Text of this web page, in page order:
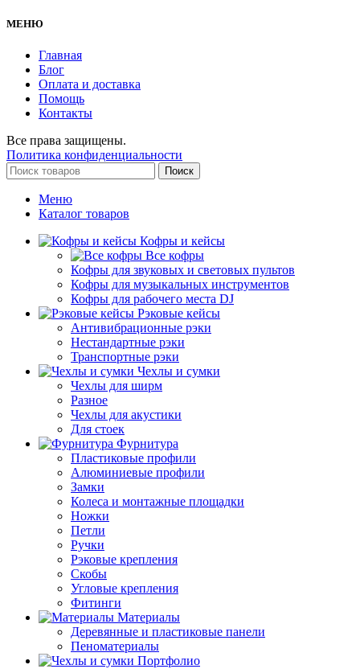
МЕНЮ
Главная
Блог
Оплата и доставка
Помощь
Контакты
Все права защищены.
Политика конфиденциальности
Поиск
Меню
Каталог товаров
Кофры и кейсы
Все кофры
Кофры для звуковых и световых пультов
Кофры для музыкальных инструментов
Кофры для рабочего места DJ
Рэковые кейсы
Антивибрационные рэки
Нестандартные рэки
Транспортные рэки
Чехлы и сумки
Чехлы для ширм
Разное
Чехлы для акустики
Для стоек
Фурнитура
Пластиковые профили
Алюминиевые профили
Замки
Колеса и монтажные площадки
Ножки
Петли
Ручки
Рэковые крепления
Скобы
Угловые крепления
Фитинги
Материалы
Деревянные и пластиковые панели
Пеноматериалы
Портфолио